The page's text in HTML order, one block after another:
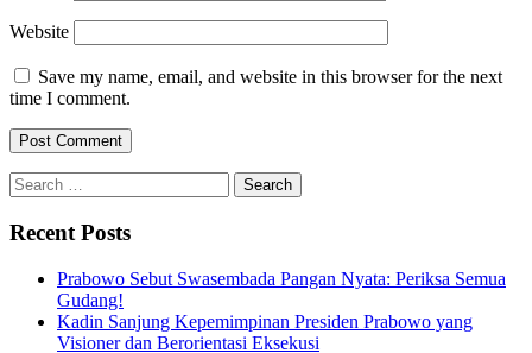
Website
Save my name, email, and website in this browser for the next
time I comment.
Search
for:
Recent Posts
Prabowo Sebut Swasembada Pangan Nyata: Periksa Semua
Gudang!
Kadin Sanjung Kepemimpinan Presiden Prabowo yang
Visioner dan Berorientasi Eksekusi